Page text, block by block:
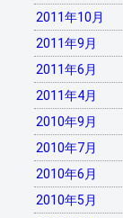
2011年10月
2011年9月
2011年6月
2011年4月
2010年9月
2010年7月
2010年6月
2010年5月